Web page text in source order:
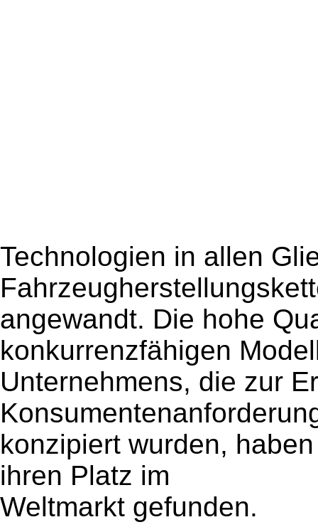
Technologien in allen
angewandt. Die hohe
konkurrenzfähigen
Unternehmens, die zur
konzipiert wurden,
ihren Platz im
Weltmarkt gefunden.